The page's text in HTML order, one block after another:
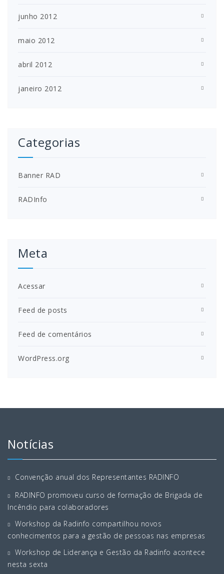
junho 2012
maio 2012
abril 2012
janeiro 2012
Categorias
Banner RAD
RADInfo
Meta
Acessar
Feed de posts
Feed de comentários
WordPress.org
Notícias
Convenção anual dos Representantes RADINFO
RADINFO promoveu curso de formação de Brigada de
Incêndio para colaboradores
Workshop da Radinfo compartilhou novos
conhecimentos para a gestão de pessoas nas empresas
Workshop de Liderança e Gestão da Radinfo acontece
nesta sexta